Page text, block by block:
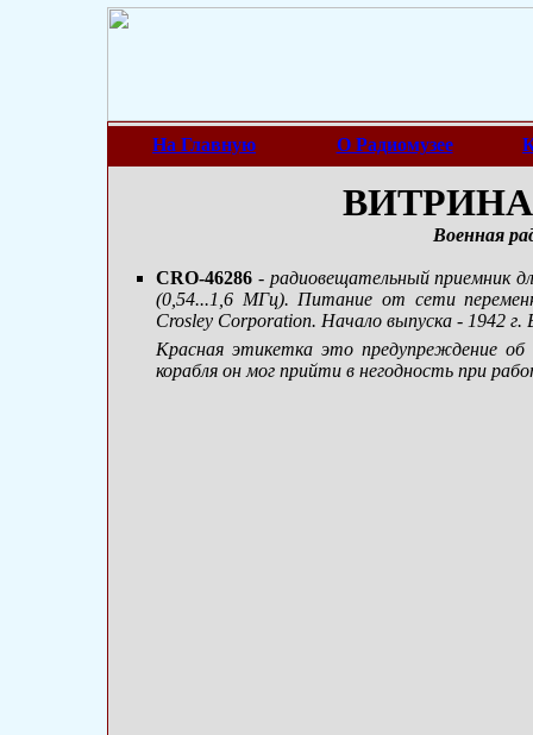
На Главную О Радиомузее
ВИТРИНА
Военная
CRO-46286 - радиовещательный приемник
(0,54...1,6 МГц). Питание от сети
Crosley Corporation. Начало выпуска - 1942
Красная этикетка это предупреждение об
корабля он мог прийти в негодность при